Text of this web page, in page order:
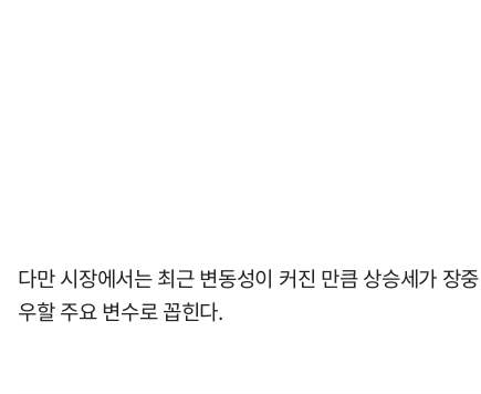
다만 시장에서는 최근 변동성이 커진 만큼 상승세가 장
우할 주요 변수로 꼽힌다.